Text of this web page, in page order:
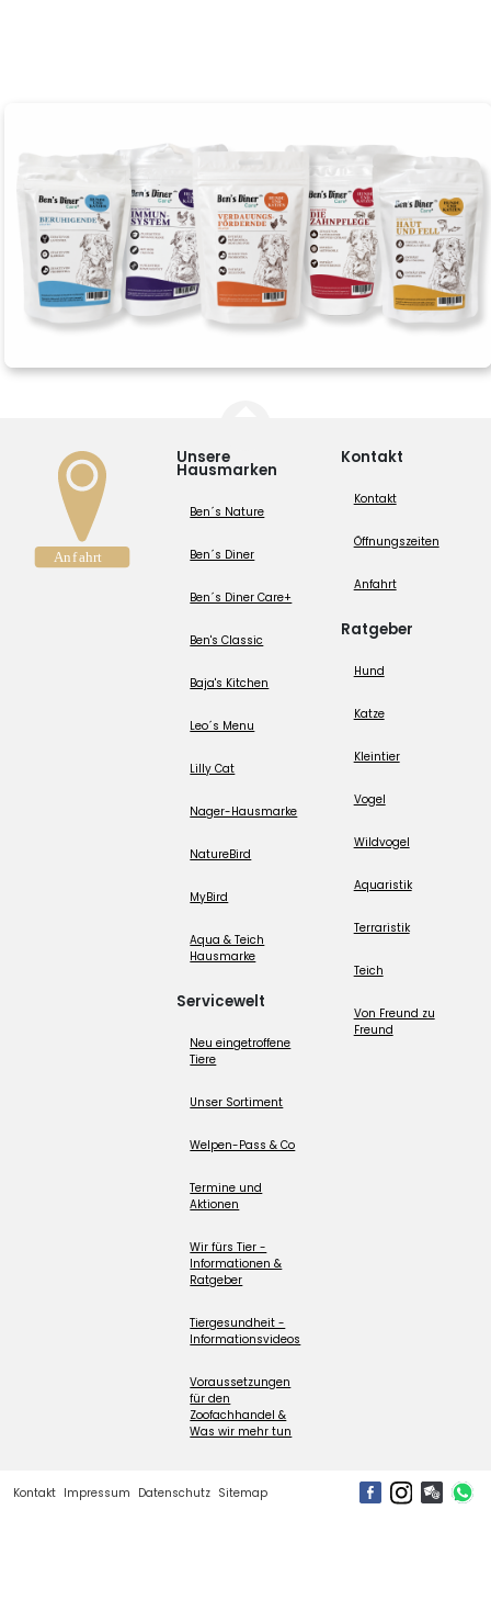
Unsere
Hausmarken
Ben´s Nature
Ben´s Diner
Ben´s Diner Care+
Ben's Classic
Baja's Kitchen
Leo´s Menu
Lilly Cat
Nager-Hausmarke
NatureBird
MyBird
Aqua & Teich
Hausmarke
Servicewelt
Neu eingetroffene
Tiere
Unser Sortiment
Welpen-Pass & Co
Termine und
Aktionen
Wir fürs Tier -
Informationen &
Ratgeber
Tiergesundheit -
Informationsvideos
Voraussetzungen
für den
Zoofachhandel &
Was wir mehr tun
Kontakt
Kontakt
Öffnungszeiten
Anfahrt
Ratgeber
Hund
Katze
Kleintier
Vogel
Wildvogel
Aquaristik
Terraristik
Teich
Von Freund zu
Freund
Kontakt Impressum Datenschutz Sitemap